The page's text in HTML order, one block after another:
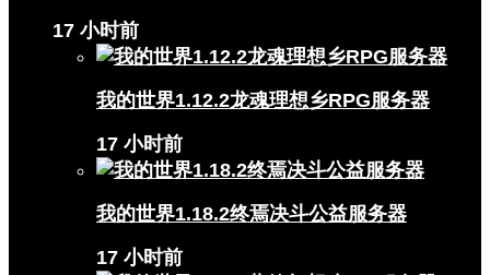
17 小时前
我的世界1.12.2龙魂理想乡RPG服务器
17 小时前
我的世界1.18.2终焉决斗公益服务器
17 小时前